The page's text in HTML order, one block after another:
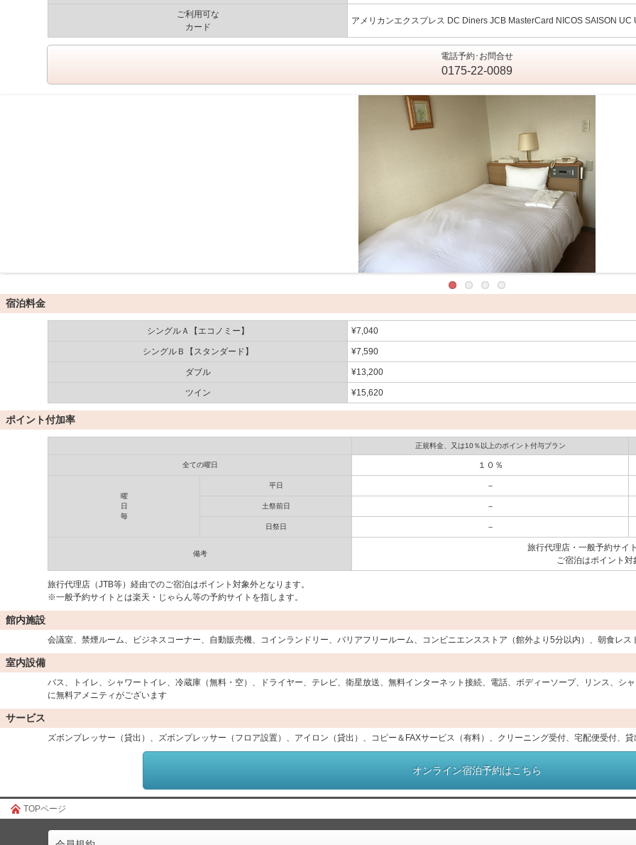
ご利用可な
カード
アメリカンエクスプレス DC Diners JCB MasterCard NICOS SAISON UC
電話予約･お問合せ
0175-22-0089
宿泊料金
シングルＡ【エコノミー】 ¥7,040
シングルＢ【スタンダード】 ¥7,590
ダブル ¥13,200
ツイン ¥15,620
ポイント付加率
正規料金、又は10％以上のポイント付与プラン
全ての曜日 １０％
曜
日
毎
平日 －
土祭前日 －
日祭日 －
備考
旅行代理店・一般予約サイ
ご宿泊はポイント
旅行代理店（JTB等）経由でのご宿泊はポイント対象外となります。
※一般予約サイトとは楽天・じゃらん等の予約サイトを指します。
館内施設
会議室、禁煙ルーム、ビジネスコーナー、自動販売機、コインランドリー、バリアフリールーム、コンビニエンスストア（館外より5分以内）、朝食
室内設備
バス、トイレ、シャワートイレ、冷蔵庫（無料・空）、ドライヤー、テレビ、衛星放送、無料インターネット接続、電話、ボディーソープ、リンス、シ
に無料アメニティがございます
サービス
ズボンプレッサー（貸出）、ズボンプレッサー（フロア設置）、アイロン（貸出）、コピー＆FAXサービス（有料）、クリーニング受付、宅配便受付、
オンライン宿泊予約はこちら
TOPページ